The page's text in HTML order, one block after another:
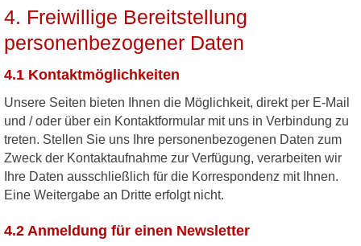
4. Freiwillige Bereitstellung
personenbezogener Daten
4.1 Kontaktmöglichkeiten
Unsere Seiten bieten Ihnen die Möglichkeit, direkt per E-Mail
und / oder über ein Kontaktformular mit uns in Verbindung zu
treten. Stellen Sie uns Ihre personenbezogenen Daten zum
Zweck der Kontaktaufnahme zur Verfügung, verarbeiten wir
Ihre Daten ausschließlich für die Korrespondenz mit Ihnen.
Eine Weitergabe an Dritte erfolgt nicht.
4.2 Anmeldung für einen Newsletter